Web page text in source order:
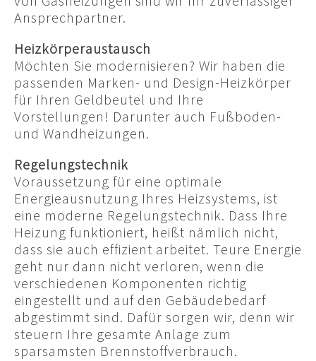
Ansprechpartner.
Heizkörperaustausch
Möchten Sie modernisieren? Wir haben die
passenden Marken- und Design-Heizkörper
für Ihren Geldbeutel und Ihre
Vorstellungen! Darunter auch Fußboden-
und Wandheizungen.
Regelungstechnik
Voraussetzung für eine optimale
Energieausnutzung Ihres Heizsystems, ist
eine moderne Regelungstechnik. Dass Ihre
Heizung funktioniert, heißt nämlich nicht,
dass sie auch effizient arbeitet. Teure Energie
geht nur dann nicht verloren, wenn die
verschiedenen Komponenten richtig
eingestellt und auf den Gebäudebedarf
abgestimmt sind. Dafür sorgen wir, denn wir
steuern Ihre gesamte Anlage zum
sparsamsten Brennstoffverbrauch.